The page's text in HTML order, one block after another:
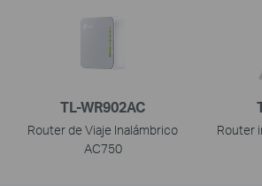
TL-WR902AC
Router de Viaje Inalámbrico
AC750
Router